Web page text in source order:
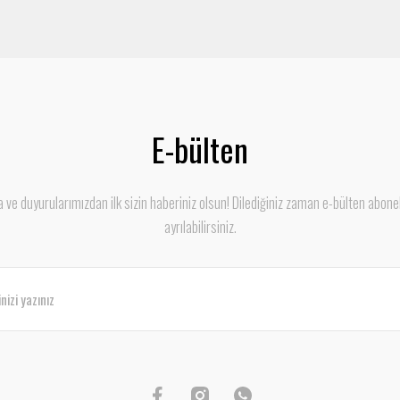
E-bülten
ve duyurularımızdan ilk sizin haberiniz olsun! Dilediğiniz zaman e-bülten
ayrılabilirsiniz.